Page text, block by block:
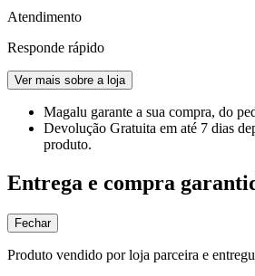
Atendimento
Responde rápido
Ver mais sobre a loja
Magalu garante a sua compra, do
Devolução Gratuita em até 7 dias
produto.
Entrega e compra
Fechar
Produto vendido por loja parceira e